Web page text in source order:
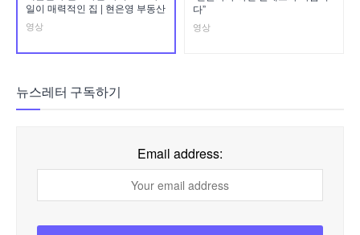
일이 매력적인 집 | 현은영 부동산
영상
다”
영상
뉴스레터 구독하기
Email address: